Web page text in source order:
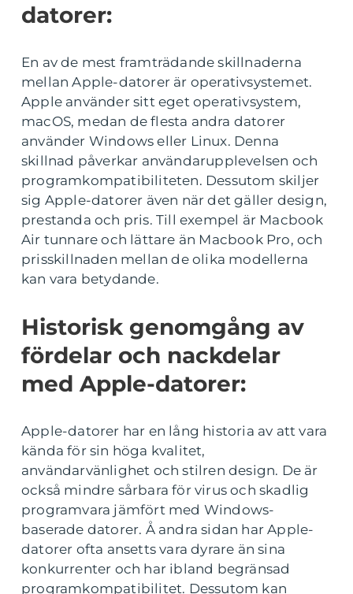
datorer:
En av de mest framträdande skillnaderna
mellan Apple-datorer är operativsystemet.
Apple använder sitt eget operativsystem,
macOS, medan de flesta andra datorer
använder Windows eller Linux. Denna
skillnad påverkar användarupplevelsen och
programkompatibiliteten. Dessutom skiljer
sig Apple-datorer även när det gäller design,
prestanda och pris. Till exempel är Macbook
Air tunnare och lättare än Macbook Pro, och
prisskillnaden mellan de olika modellerna
kan vara betydande.
Historisk genomgång av
fördelar och nackdelar
med Apple-datorer:
Apple-datorer har en lång historia av att vara
kända för sin höga kvalitet,
användarvänlighet och stilren design. De är
också mindre sårbara för virus och skadlig
programvara jämfört med Windows-
baserade datorer. Å andra sidan har Apple-
datorer ofta ansetts vara dyrare än sina
konkurrenter och har ibland begränsad
programkompatibilitet. Dessutom kan